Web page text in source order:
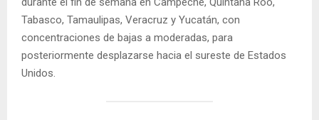
Tabasco, Tamaulipas, Veracruz y Yucatán, con
concentraciones de bajas a moderadas, para
posteriormente desplazarse hacia el sureste de Estados
Unidos.